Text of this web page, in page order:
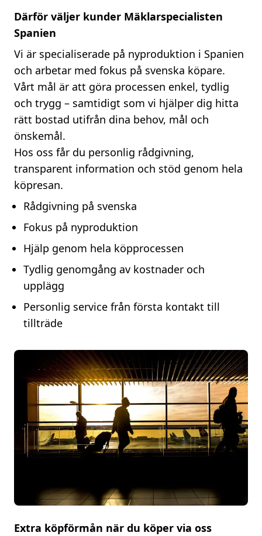
Därför väljer kunder Mäklarspecialisten
Spanien
Vi är specialiserade på nyproduktion i Spanien
och arbetar med fokus på svenska köpare.
Vårt mål är att göra processen enkel, tydlig
och trygg – samtidigt som vi hjälper dig hitta
rätt bostad utifrån dina behov, mål och
önskemål.
Hos oss får du personlig rådgivning,
transparent information och stöd genom hela
köpresan.
Rådgivning på svenska
Fokus på nyproduktion
Hjälp genom hela köpprocessen
Tydlig genomgång av kostnader och
upplägg
Personlig service från första kontakt till
tillträde
Extra köpförmån när du köper via oss